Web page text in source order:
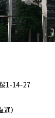
1-14-27
）